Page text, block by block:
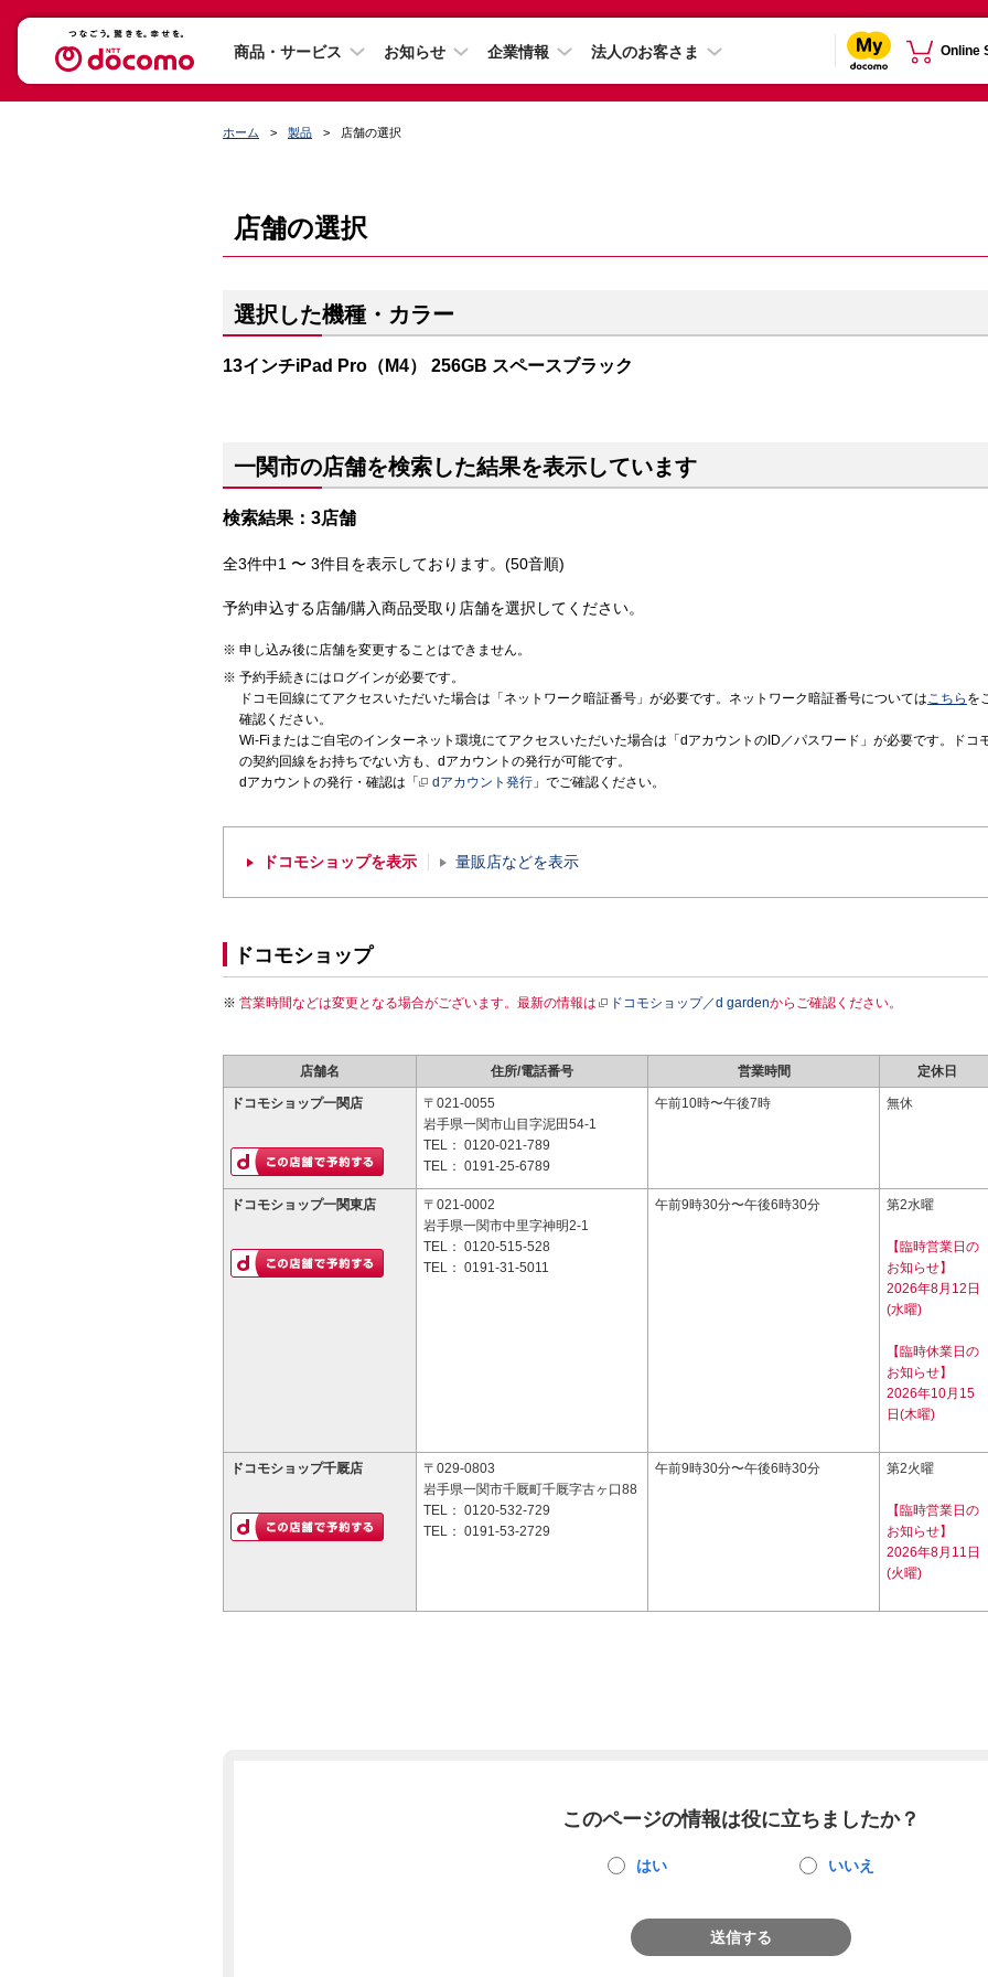
商品・サービス お知らせ 企業情報 法人のお客さま Online
ホーム 製品 店舗の選択
店舗の選択
選択した機種・カラー
13インチiPad Pro（M4） 256GB スペースブラック
一関市の店舗を検索した結果を表示しています
検索結果：3店舗
全3件中1 〜 3件目を表示しております。(50音順)
予約申込する店舗/購入商品受取り店舗を選択してください。
申し込み後に店舗を変更することはできません。
予約手続きにはログインが必要です。
ドコモ回線にてアクセスいただいた場合は「ネットワーク暗証番号」が必要です。ネットワーク暗証番号についてはこちら を
確認ください。
Wi-Fiまたはご自宅のインターネット環境にてアクセスいただいた場合は「dアカウントのID／パスワード」が必要です。ドコ
の契約回線をお持ちでない方も、dアカウントの発行が可能です。
dアカウントの発行・確認は「
dアカウント発行 」でご確認ください。
ドコモショップを表示 量販店などを表示
ドコモショップ
営業時間などは変更となる場合がございます。最新の情報は ドコモショップ／d gardenからご確認ください。
店舗名 住所/電話番号 営業時間 定休日
ドコモショップ一関店
〒021-0055
岩手県一関市山目字泥田54-1
TEL： 0120-021-789
TEL： 0191-25-6789
午前10時〜午後7時 無休
ドコモショップ一関東店
〒021-0002
岩手県一関市中里字神明2-1
TEL： 0120-515-528
TEL： 0191-31-5011
午前9時30分〜午後6時30分 第2水曜
【臨時営業日の
お知らせ】
2026年8月12日
(水曜)
【臨時休業日の
お知らせ】
2026年10月15
日(木曜)
ドコモショップ千厩店
〒029-0803
岩手県一関市千厩町千厩字古ヶ口88
TEL： 0120-532-729
TEL： 0191-53-2729
午前9時30分〜午後6時30分 第2火曜
【臨時営業日の
お知らせ】
2026年8月11日
(火曜)
このページの情報は役に立ちましたか？
はい いいえ
送信する